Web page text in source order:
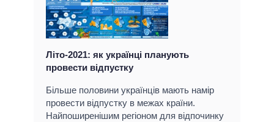
Літо-2021: як українці планують
провести відпустку
Більше половини українців мають намір
провести відпустку в межах країни.
Найпоширенішим регіоном для відпочинку